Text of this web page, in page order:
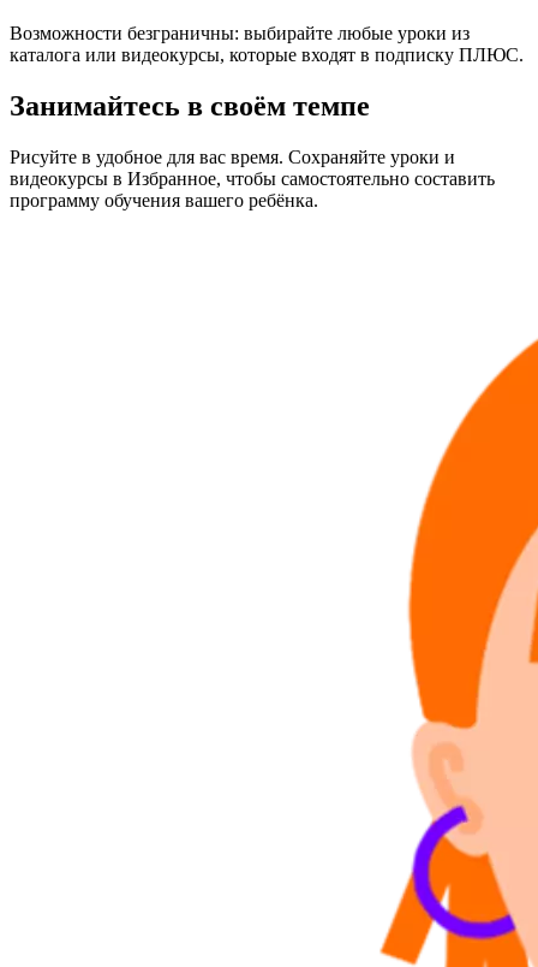
Возможности безграничны: выбирайте любые уроки из
каталога или видеокурсы, которые входят в подписку ПЛЮС.
Занимайтесь в своём темпе
Рисуйте в удобное для вас время. Сохраняйте уроки и
видеокурсы в Избранное, чтобы самостоятельно составить
программу обучения вашего ребёнка.